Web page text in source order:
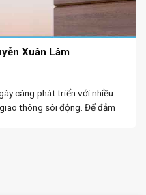
Xuân Lâm
càng phát triển với nhiều
thông sôi động. Để đảm